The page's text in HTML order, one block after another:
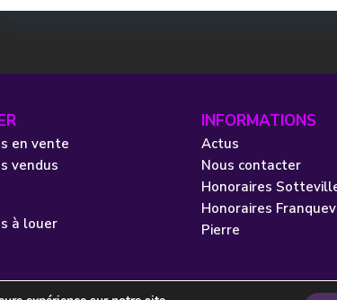
en vente
vendus
à louer
INFORMATIONS
Actus
Nous contacter
Honoraires
Honoraires
Pierre